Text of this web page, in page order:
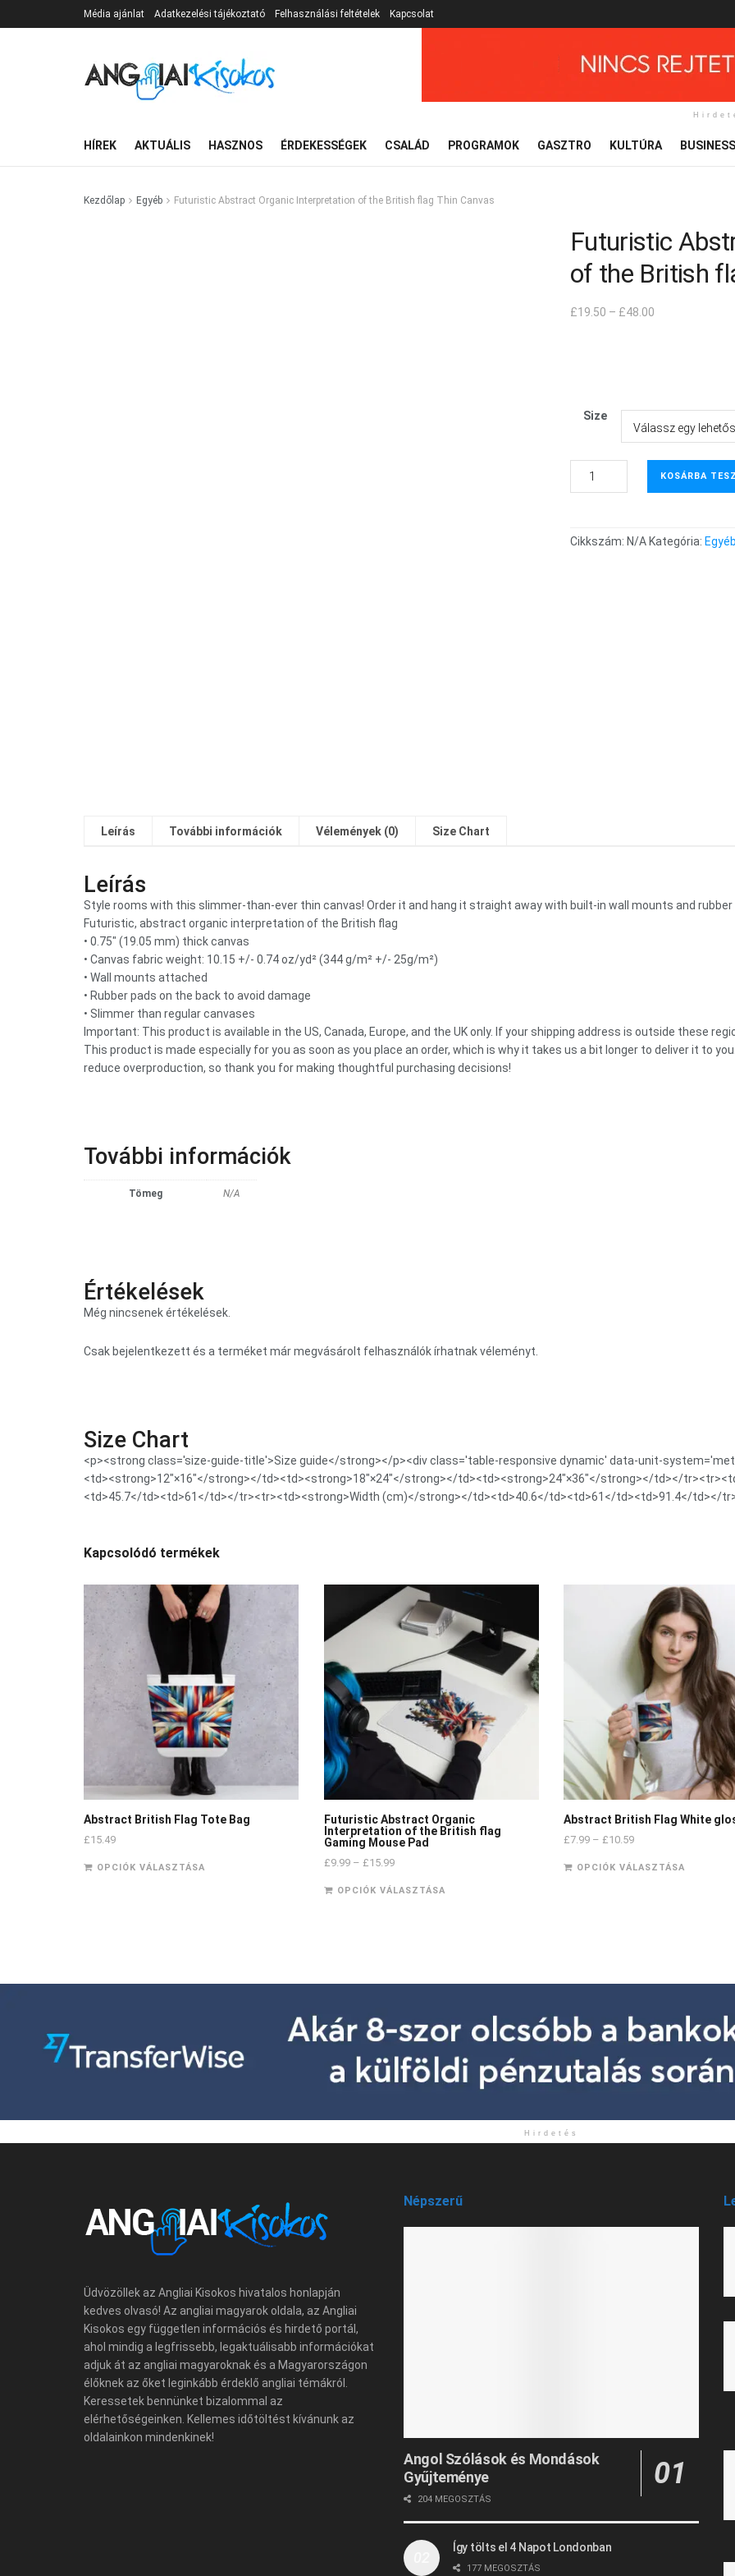
Média ajánlat Adatkezelési tájékoztató Felhasználási feltételek Kapcsolat
HÍREK AKTUÁLIS HASZNOS ÉRDEKESSÉGEK CSALÁD PROGRAMOK GASZTRO KULTÚRA BUSINESS
Kezdőlap Egyéb Futuristic Abstract Organic Interpretation of the British flag Thin Canvas
Futuristic
of the British
£19.50 – £48.00
Size
KOSÁRBA
Cikkszám: N/A Kategória: Egyéb
Leírás További információk Vélemények (0) Size Chart
Leírás
Style rooms with this slimmer-than-ever thin canvas! Order it and hang it straight away with built-in wall mounts and
Futuristic, abstract organic interpretation of the British flag
• 0.75″ (19.05 mm) thick canvas
• Canvas fabric weight: 10.15 +/- 0.74 oz/yd² (344 g/m² +/- 25g/m²)
• Wall mounts attached
• Rubber pads on the back to avoid damage
• Slimmer than regular canvases
Important: This product is available in the US, Canada, Europe, and the UK only. If your shipping address is outside these
This product is made especially for you as soon as you place an order, which is why it takes us a bit longer to deliver it to
reduce overproduction, so thank you for making thoughtful purchasing decisions!
További információk
Tömeg N/A
Értékelések
Még nincsenek értékelések.
Csak bejelentkezett és a terméket már megvásárolt felhasználók írhatnak véleményt.
Size Chart
<p><strong class='size-guide-title'>Size guide</strong></p><div class='table-responsive dynamic' data-unit-
<td><strong>12″×16″</strong></td><td><strong>18″×24″</strong></td><td><strong>24″×36″</strong></td></
<td>45.7</td><td>61</td></tr><tr><td><strong>Width (cm)</strong></td><td>40.6</td><td>61</td><td>91.4</td></
Kapcsolódó termékek
Abstract British Flag Tote Bag
£15.49
OPCIÓK VÁLASZTÁSA
Futuristic Abstract Organic
Interpretation of the British flag
Gaming Mouse Pad
£9.99 – £15.99
OPCIÓK VÁLASZTÁSA
Abstract British Flag White
£7.99 – £10.59
OPCIÓK VÁLASZTÁSA
Hirdetés
Üdvözöllek az Angliai Kisokos hivatalos honlapján
kedves olvasó! Az angliai magyarok oldala, az Angliai
Kisokos egy független információs és hirdető portál,
ahol mindig a legfrissebb, legaktuálisabb információkat
adjuk át az angliai magyaroknak és a Magyarországon
élőknek az őket leginkább érdeklő angliai témákról.
Keressetek bennünket bizalommal az
elérhetőségeinken. Kellemes időtöltést kívánunk az
oldalainkon mindenkinek!
Népszerű
Angol Szólások és Mondások
Gyűjteménye
204 MEGOSZTÁS
Így tölts el 4 Napot Londonban
177 MEGOSZTÁS